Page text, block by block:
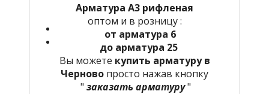
Арматура А3 рифленая
оптом и в розницу :
от арматура 6
до арматура 25
Вы можете купить арматуру в
Черново просто нажав кнопку
" заказать арматуру"